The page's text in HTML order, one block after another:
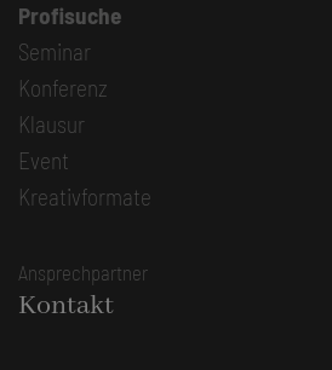
Profisuche
Seminar
Konferenz
Klausur
Event
Kreativformate
Ansprechpartner
Kontakt